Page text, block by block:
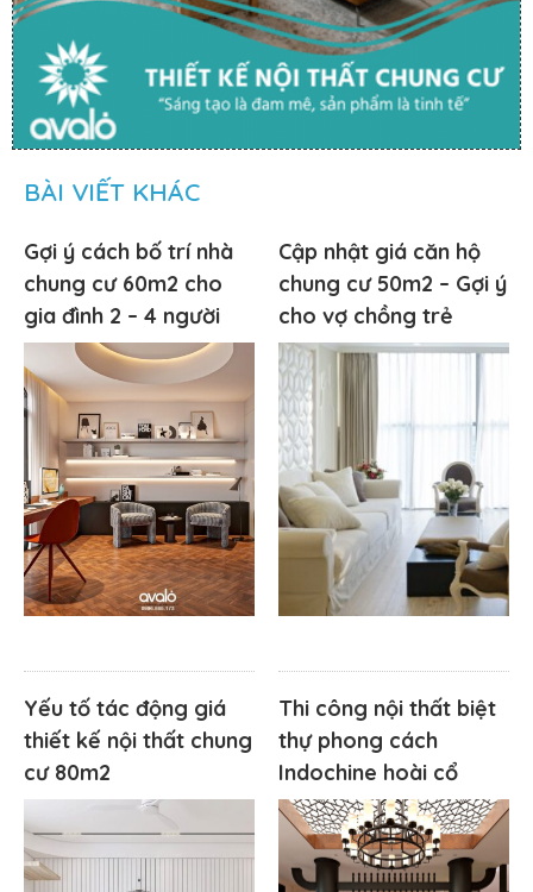
BÀI VIẾT KHÁC
Gợi ý cách bố trí nhà
chung cư 60m2 cho
gia đình 2 – 4 người
Cập nhật giá căn hộ
chung cư 50m2 – Gợi ý
cho vợ chồng trẻ
Yếu tố tác động giá
thiết kế nội thất chung
cư 80m2
Thi công nội thất biệt
thự phong cách
Indochine hoài cổ